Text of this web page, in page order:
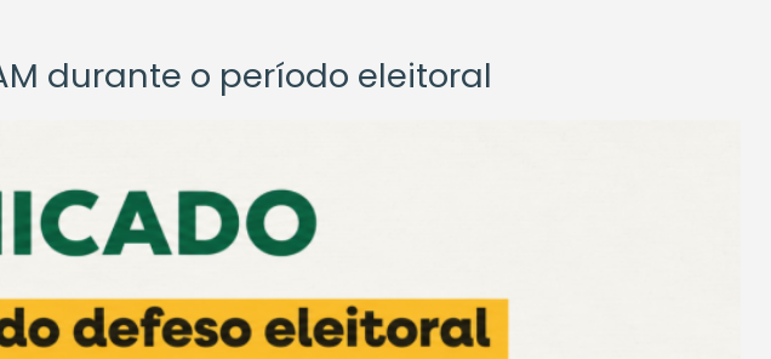
durante o período eleitoral